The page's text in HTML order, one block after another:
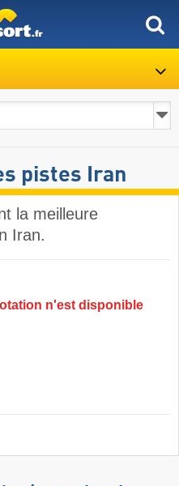
pistes Iran
la meilleure
Iran.
n'est disponible